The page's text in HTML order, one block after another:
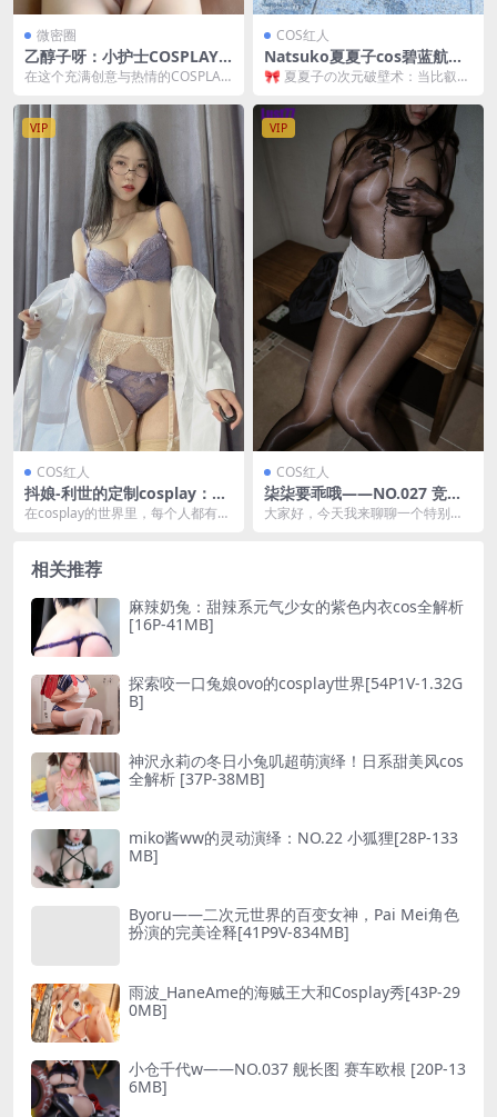
微密圈
乙醇子呀：小护士COSPLAY
的魅力演绎[12P3V-937MB]
在这个充满创意与热情的COSPLAY
和精湛的演绎技...
COS红人
Natsuko夏夏子cos碧蓝航线
比叡泳装：元气少女还原夏日
🎀 夏夏子の次元破壁术：当比叡邂
狂刷屏的，必须是...
VIP
COS红人
抖娘-利世的定制cosplay：特
殊治疗演绎 [41P1V-117MB]
在cosplay的世界里，每个人都有机
VIP
COS红人
柒柒要乖哦——NO.027 竞技
水着[54P-671MB]
大家好，今天我来聊聊一个特别的
相关推荐
麻辣奶兔：甜辣系元气少女的紫色内衣cos全解析
[16P-41MB]
探索咬一口兔娘ovo的cosplay世界[54P1V-1.32G
B]
神沢永莉の冬日小兔叽超萌演绎！日系甜美风cos
全解析 [37P-38MB]
miko酱ww的灵动演绎：NO.22 小狐狸[28P-133
MB]
Byoru——二次元世界的百变女神，Pai Mei角色
扮演的完美诠释[41P9V-834MB]
雨波_HaneAme的海贼王大和Cosplay秀[43P-29
0MB]
小仓千代w——NO.037 舰长图 赛车欧根 [20P-13
6MB]